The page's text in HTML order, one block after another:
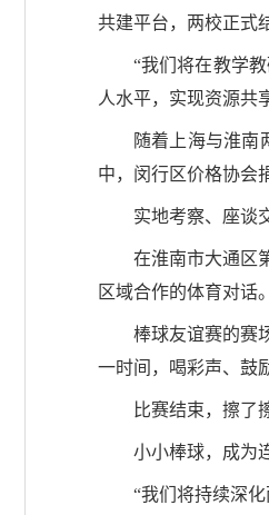
共建平台，两校正式
“我们将在教学
人水平，实现资源共
随着上海与淮南
中，闵行区价格协会
实地考察、座谈
在淮南市大通区
区域合作的体育对话。
棒球友谊赛的赛
一时间，喝彩声、鼓
比赛结束，擦了
小小棒球，成为
“我们将持续深